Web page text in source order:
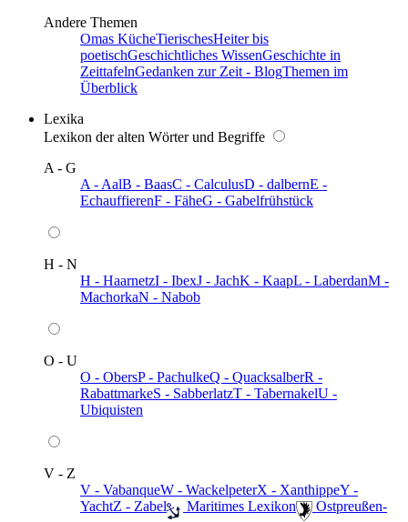
Andere Themen
Omas KücheTierischesHeiter bis
poetischGeschichtliches WissenGeschichte in
ZeittafelnGedanken zur Zeit - BlogThemen im
Überblick
Lexika
Lexikon der alten Wörter und Begriffe
A - G
A - AalB - BaasC - CalculusD - dalbernE -
EchauffierenF - FäheG - Gabelfrühstück
H - N
H - HaarnetzI - IbexJ - JachK - KaapL - LaberdanM -
MachorkaN - Nabob
O - U
O - ObersP - PachulkeQ - QuacksalberR -
RabattmarkeS - SabberlatzT - TabernakelU -
Ubiquisten
V - Z
V - VabanqueW - WackelpeterX - XanthippeY -
YachtZ - Zabel ️ Maritimes Lexikon
️ Ostpreußen-